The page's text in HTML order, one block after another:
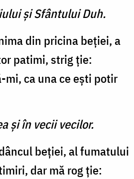
şi Sfântului Duh.
din pricina beției, a
patimi, strig ție:
mi, ca una ce ești potir
și în vecii vecilor.
beției, al fumatului
dar mă rog ție: